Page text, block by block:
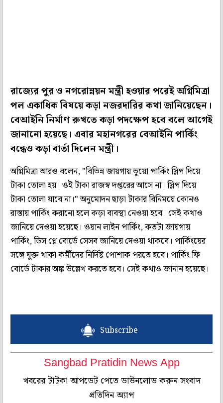
রাজ্যের পুর ও নগরোন্নয়ন মন্ত্রী হওয়ার পরেই অগ্নিমিত্রা
পল একাধিক বিষয়ে কড়া নজরদারির কথা জানিয়েছেন।
বেআইনি নির্মাণ রুখতে কড়া পদক্ষেপ হবে বলে আগেই
জানানো হয়েছে। এবার মহানগরের বেআইনি পার্কিং
বন্ধেও কড়া বার্তা দিলেন মন্ত্রী।
অগ্নিমিত্রা আরও বলেন, "বিভিন্ন জায়গায় ভুয়ো পার্কিং স্লিপ দিয়ে
টাকা তোলা হয়। ওই টাকা রাজস্ব দপ্তরের আসে না। স্লিপ দিয়ে
টাকা তোলা যাবে না।" অনুমোদন ছাড়া টাকার বিনিময়ে কোনও
রাস্তায় পার্কিং করানো হলে কড়া ব্যবস্থা নেওয়া হবে। সেই কথাও
জানিয়ে দেওয়া হয়েছে। ওয়ান লাইন পার্কিং, কতটা জায়গায়
পার্কিং, ডিস প্লে বোর্ডে সেসব জানিয়ে দেওয়া থাকবে। পার্কিংয়ের
সঙ্গে যুক্ত থাকা কর্মীদের নির্দিষ্ট পোশাক পরতে হবে। পার্কিং ফি
বোর্ডে টাকার অঙ্ক উল্লেখ করতে হবে। সেই কথাও জানান হয়েছে।
Subscribe
Sangbad Pratidin News App
খবরের টাটকা আপডেট পেতে ডাউনলোড করুন সংবাদ
প্রতিদিন অ্যাপ